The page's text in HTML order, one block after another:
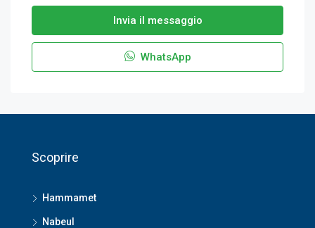
Invia il messaggio
WhatsApp
Scoprire
Hammamet
Nabeul